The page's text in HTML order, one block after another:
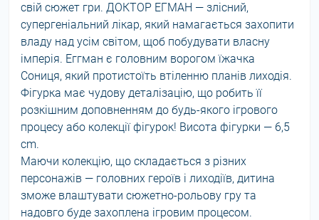
свій сюжет гри. ДОКТОР ЕГМАН — злісний,
супергеніальний лікар, який намагається захопити
владу над усім світом, щоб побудувати власну
імперія. Еггман є головним ворогом їжачка
Сониця, який протистоїть втіленню планів лиходія.
Фігурка має чудову деталізацію, що робить її
розкішним доповненням до будь-якого ігрового
процесу або колекції фігурок! Висота фігурки — 6,5
cm.
Маючи колекцію, що складається з різних
персонажів — головних героїв і лиходіїв, дитина
зможе влаштувати сюжетно-рольову гру та
надовго буде захоплена ігровим процесом.